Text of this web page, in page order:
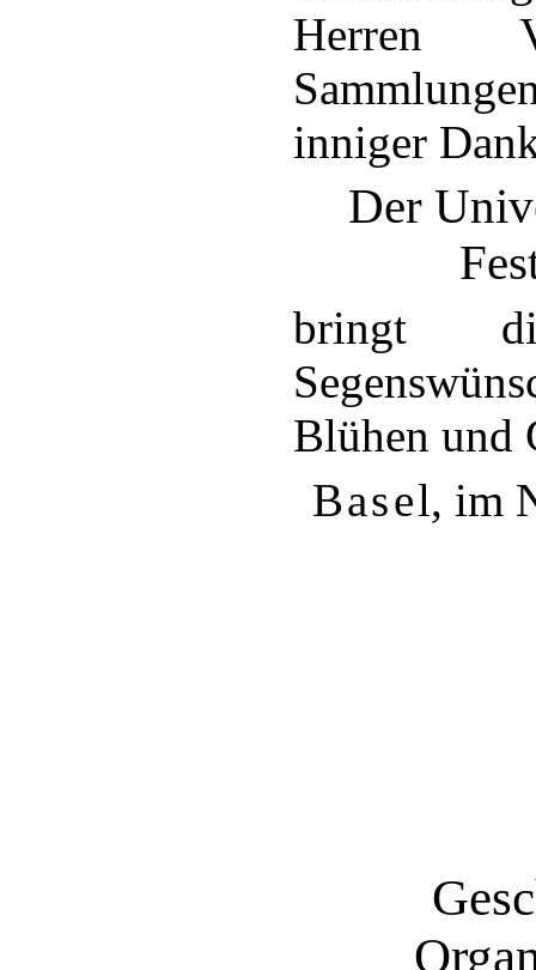
Herren
inniger
Der
bringt
Blühen und
Basel, im